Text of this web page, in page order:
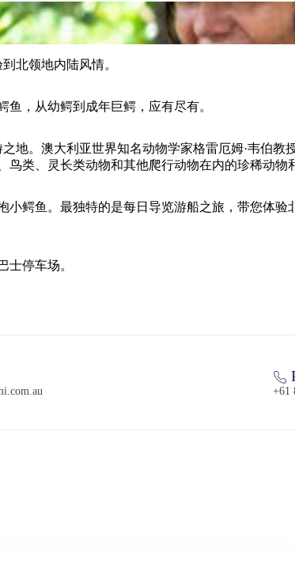
北领地内陆风情。
，从幼鳄到成年巨鳄，应有尽有。
地。澳大利亚世界知名动物学家格雷厄姆·韦伯
类、灵长类动物和其他爬行动物在内的珍稀动物
鳄鱼。最独特的是每日导览游船之旅，带您体
士停车场。
+61